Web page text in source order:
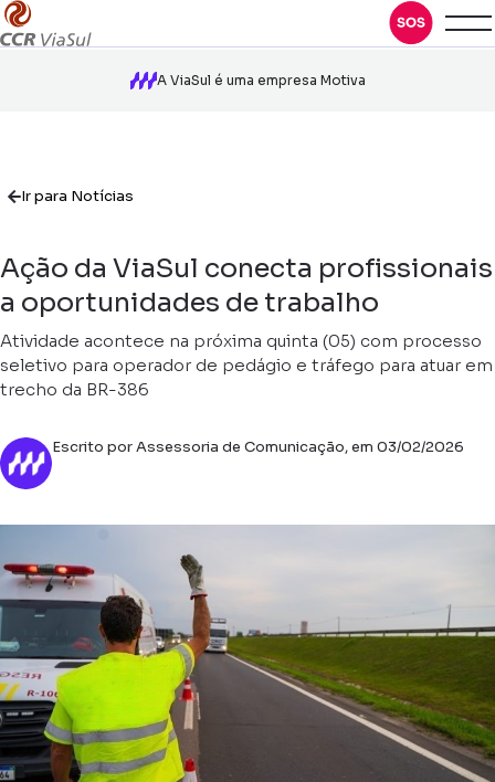
A ViaSul é uma empresa Motiva
Ir para Notícias
Ação da ViaSul conecta profissionais
a oportunidades de trabalho
Atividade acontece na próxima quinta (05) com processo
seletivo para operador de pedágio e tráfego para atuar em
trecho da BR-386
Escrito por Assessoria de Comunicação, em 03/02/2026